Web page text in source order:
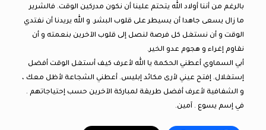
بالرغم من أننا أولاد الله يتحتم علينا أن نكون مدركين الوقت. فالشرير
ما زال يسعى جاهدا أن يسيطر على قلوب البشر. و الله يريدنا أن نفتدي
الوقت و أن نستغل كل فرصة لنصل إلى قلوب الآخرين بنعمته و أن
نقاوم إغراء و هجوم عدو الخير.
أبي السماوي أعطني الحكمة يا الله لأعرف كيف أستغل الوقت أفضل
إستغلال. إفتح عيني لأرى مكائد إبليس. أعطني الشجاعة لأظل معك ،
و الشفافية لأعرف أفضل طريقة لمباركة الآخرين حسب إحتياجاتهم .
في إسم يسوع . آمين.